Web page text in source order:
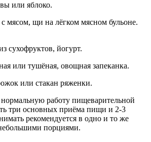
или яблоко.
мясом, щи на лёгком мясном бульоне.
сухофруктов, йогурт.
или тушёная, овощная запеканка.
или стакан ряженки.
работу пищеварительной
три основных приёма пищи и 2-3
рекомендуется в одно и то же
порциями.